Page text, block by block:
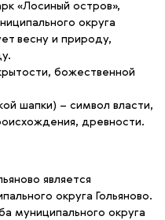
«Лосиный остров»,
округа
весну и природу,
божественной
шапки) – символ власти,
древности.
является
округа Гольяново.
муниципального округа